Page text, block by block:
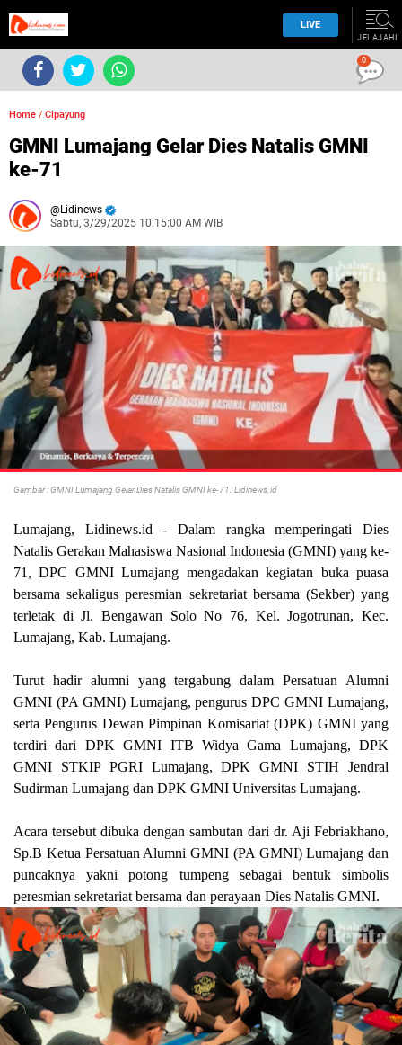
LIVE
JELAJAHI
Home / Cipayung
GMNI Lumajang Gelar Dies Natalis GMNI
ke-71
Lidinews
Sabtu, 3/29/2025 10:15:00 AM WIB
Gambar : GMNI Lumajang Gelar Dies Natalis GMNI ke-71. Lidinews.id
Lumajang, Lidinews.id - Dalam rangka memperingati Dies
Natalis Gerakan Mahasiswa Nasional Indonesia (GMNI) yang ke-
71, DPC GMNI Lumajang mengadakan kegiatan buka puasa
bersama sekaligus peresmian sekretariat bersama (Sekber) yang
terletak di Jl. Bengawan Solo No 76, Kel. Jogotrunan, Kec.
Lumajang, Kab. Lumajang.
Turut hadir alumni yang tergabung dalam Persatuan Alumni
GMNI (PA GMNI) Lumajang, pengurus DPC GMNI Lumajang,
serta Pengurus Dewan Pimpinan Komisariat (DPK) GMNI yang
terdiri dari DPK GMNI ITB Widya Gama Lumajang, DPK
GMNI STKIP PGRI Lumajang, DPK GMNI STIH Jendral
Sudirman Lumajang dan DPK GMNI Universitas Lumajang.
Acara tersebut dibuka dengan sambutan dari dr. Aji Febriakhano,
Sp.B Ketua Persatuan Alumni GMNI (PA GMNI) Lumajang dan
puncaknya yakni potong tumpeng sebagai bentuk simbolis
peresmian sekretariat bersama dan perayaan Dies Natalis GMNI.
0